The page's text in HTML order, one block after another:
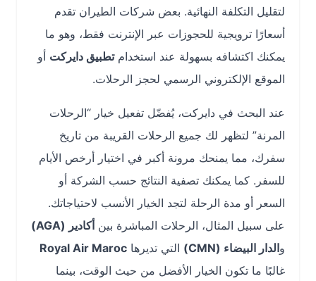
لتقليل التكلفة النهائية. بعض شركات الطيران تقدم
أسعارًا ترويجية للحجوزات عبر الإنترنت فقط، وهو ما
يمكنك اكتشافه بسهولة عند استخدامتطبيق دايركتأو
الموقع الإلكتروني الرسمي لحجز الرحلات.
عند البحث في دايركت، يُفضّل تفعيل خيار “الرحلات
المرنة” لتظهر لك جميع الرحلات القريبة من تاريخ
سفرك، مما يمنحك مرونة أكبر في اختيار أرخص الأيام
للسفر. كما يمكنك تصفية النتائج حسب الشركة أو
السعر أو مدة الرحلة لتجد الخيار الأنسب لاحتياجاتك.
على سبيل المثال، الرحلات المباشرة بين أكادير (AGA)
الدار البيضاء (CMN) التي تديرهاRoyal Air Maroc
غالبًا ما تكون الخيار الأفضل من حيث الوقت، بينما